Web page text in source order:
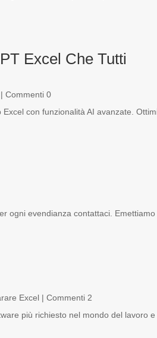
Excel Che Tutti
| Commenti 0
con funzionalità AI avanzate.
ogni evendianza contattaci. Emettiamo
Excel| Commenti 2
più richiesto nel mondo del lavoro e